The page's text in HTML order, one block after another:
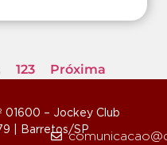
123 Próxima
01600 – Jockey Club
| Barretos/SP